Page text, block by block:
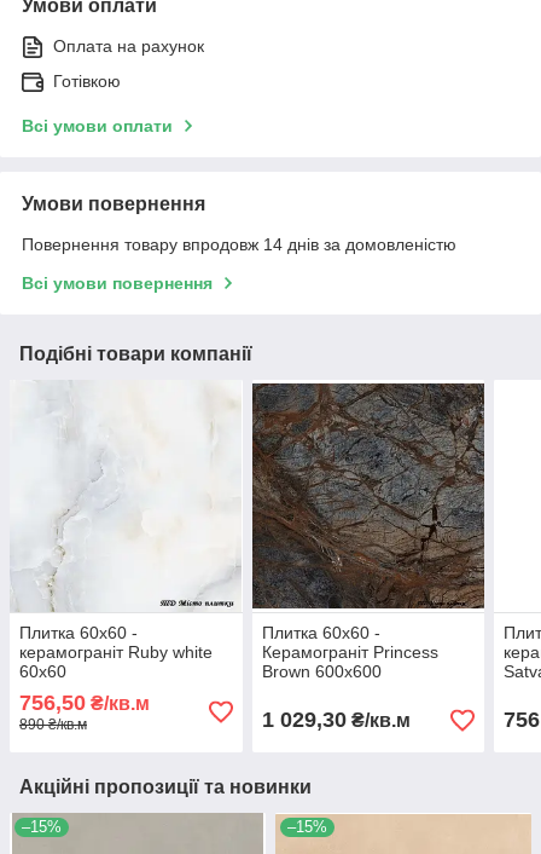
Умови оплати
Оплата на рахунок
Готівкою
Всі умови оплати
Умови повернення
Повернення товару впродовж 14 днів за домовленістю
Всі умови повернення
Подібні товари компанії
Плитка 60х60 -
керамограніт Ruby white
60x60
756,50 ₴/кв.м
890 ₴/кв.м
Плитка 60х60 -
Керамограніт Princess
Brown 600x600
1 029,30₴/кв.м
Акційні пропозиції та новинки
–15% –15%